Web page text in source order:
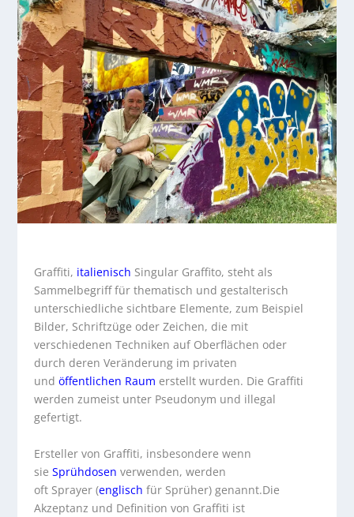
Graffiti, italienisch Singular Graffito, steht als
Sammelbegriff für thematisch und gestalterisch
unterschiedliche sichtbare Elemente, zum Beispiel
Bilder, Schriftzüge oder Zeichen, die mit
verschiedenen Techniken auf Oberflächen oder
durch deren Veränderung im privaten
und öffentlichen Raum erstellt wurden. Die Graffiti
werden zumeist unter Pseudonym und illegal
gefertigt.
Ersteller von Graffiti, insbesondere wenn
sie Sprühdosen verwenden, werden
oft Sprayer(englisch für Sprüher) genannt.Die
Akzeptanz und Definition von Graffiti ist